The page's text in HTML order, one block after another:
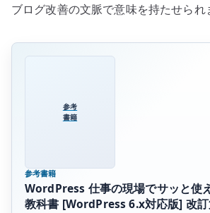
ブログ改善の文脈で意味を持たせられ
参考
書籍
参考書籍
WordPress 仕事の現場でサッと使
教科書 [WordPress 6.x対応版] 改